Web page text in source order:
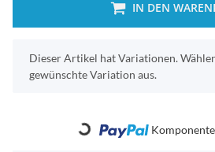
IN DEN
x
Dieser Artikel hat Variationen.
gewünschte Variation aus.
Loading...